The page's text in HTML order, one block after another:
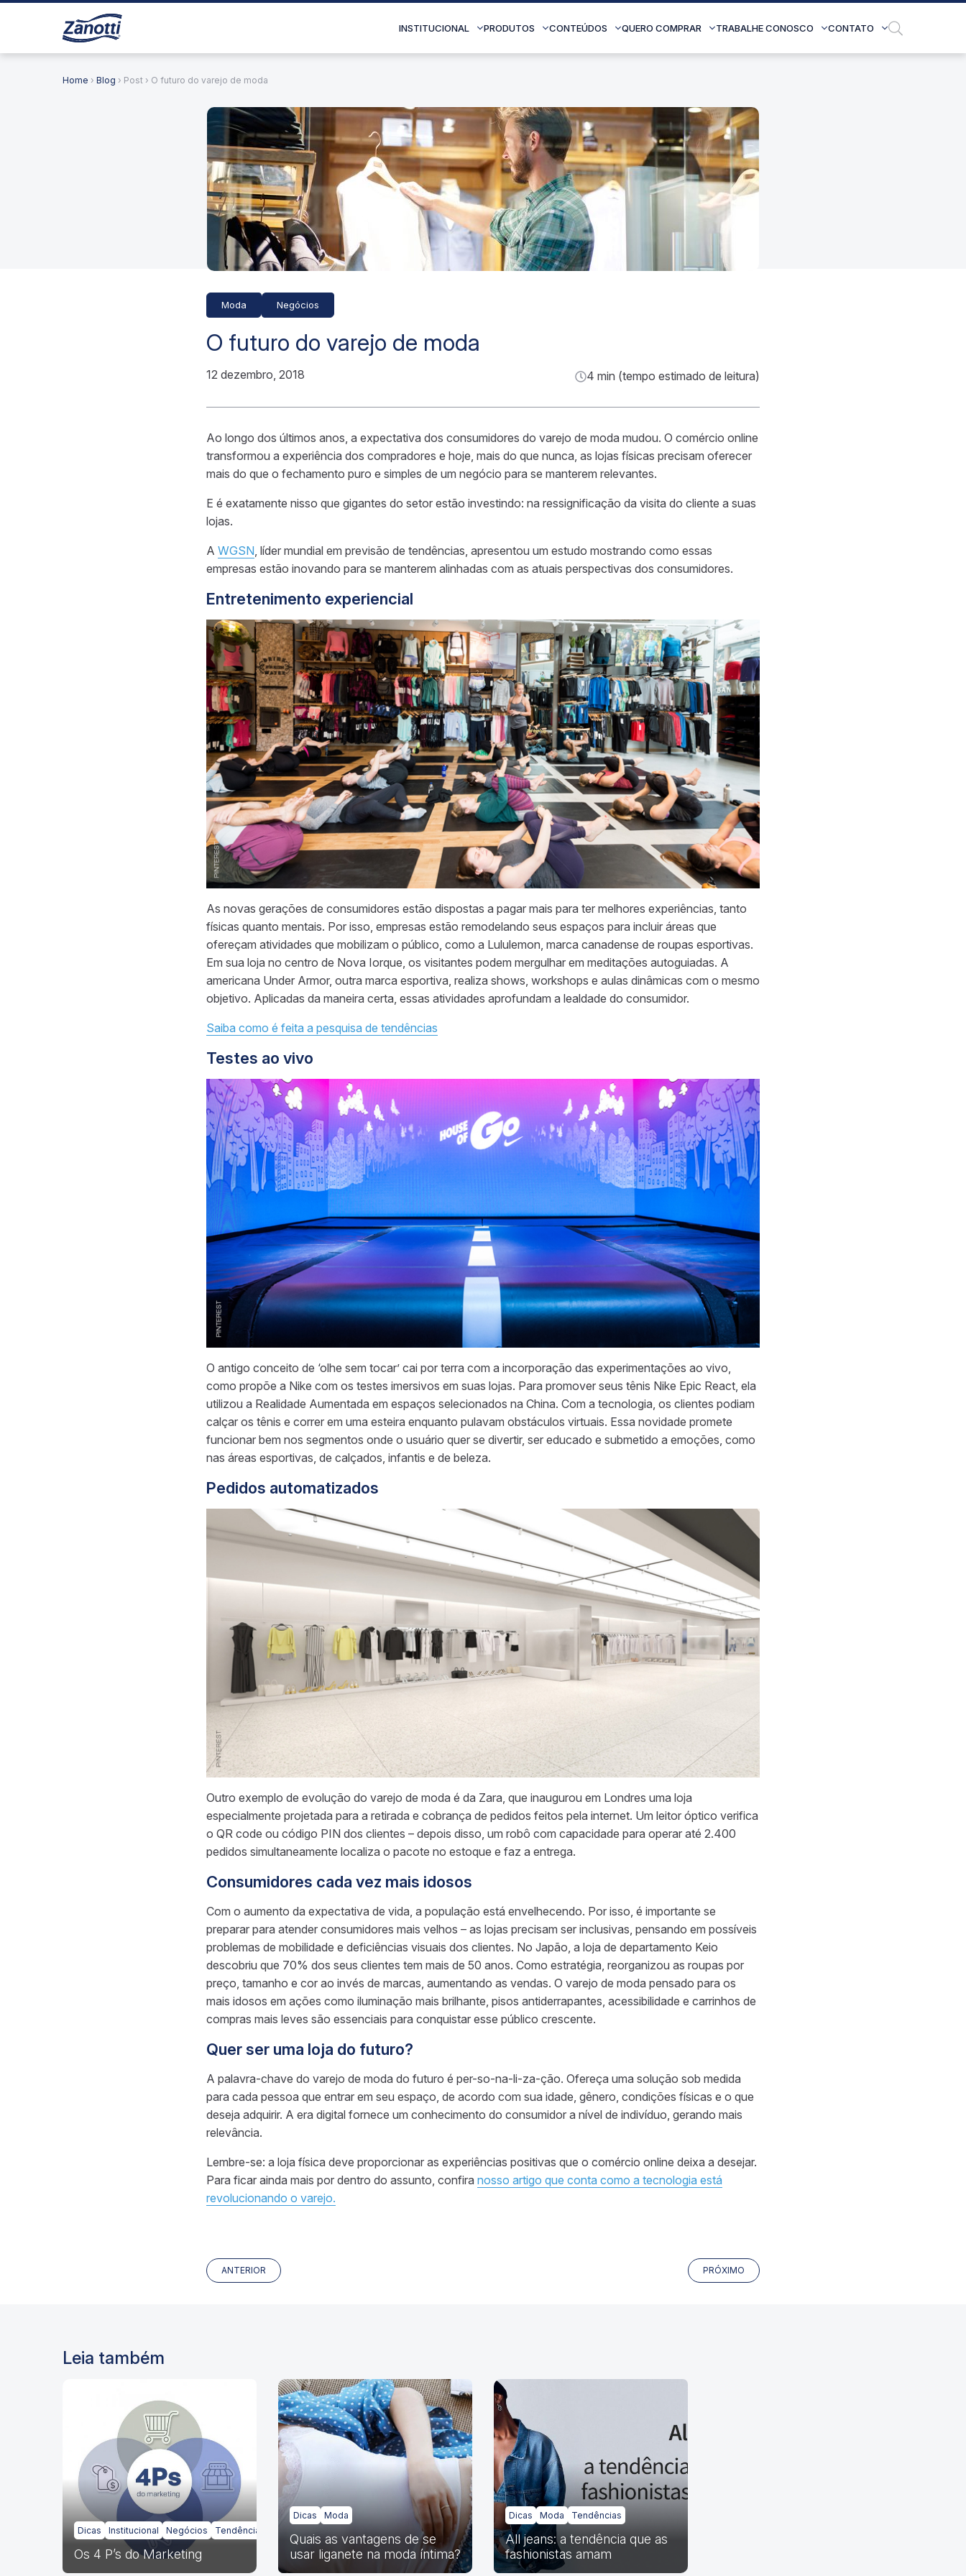
INSTITUCIONAL PRODUTOS CONTEÚDOS QUERO COMPRAR TRABALHE CONOSCO CONTATO
Home › Blog › Post › O futuro do varejo de moda
Moda Negócios
O futuro do varejo de moda
12 dezembro, 2018 4 min (tempo estimado de leitura)
Ao longo dos últimos anos, a expectativa dos consumidores do varejo de moda mudou. O comércio online
transformou a experiência dos compradores e hoje, mais do que nunca, as lojas físicas precisam oferecer
mais do que o fechamento puro e simples de um negócio para se manterem relevantes.
E é exatamente nisso que gigantes do setor estão investindo: na ressignificação da visita do cliente a suas
lojas.
A WGSN, líder mundial em previsão de tendências, apresentou um estudo mostrando como essas
empresas estão inovando para se manterem alinhadas com as atuais perspectivas dos consumidores.
Entretenimento experiencial
As novas gerações de consumidores estão dispostas a pagar mais para ter melhores experiências, tanto
físicas quanto mentais. Por isso, empresas estão remodelando seus espaços para incluir áreas que
ofereçam atividades que mobilizam o público, como a Lululemon, marca canadense de roupas esportivas.
Em sua loja no centro de Nova Iorque, os visitantes podem mergulhar em meditações autoguiadas. A
americana Under Armor, outra marca esportiva, realiza shows, workshops e aulas dinâmicas com o mesmo
objetivo. Aplicadas da maneira certa, essas atividades aprofundam a lealdade do consumidor.
Saiba como é feita a pesquisa de tendências
Testes ao vivo
O antigo conceito de ‘olhe sem tocar’ cai por terra com a incorporação das experimentações ao vivo,
como propõe a Nike com os testes imersivos em suas lojas. Para promover seus tênis Nike Epic React, ela
utilizou a Realidade Aumentada em espaços selecionados na China. Com a tecnologia, os clientes podiam
calçar os tênis e correr em uma esteira enquanto pulavam obstáculos virtuais. Essa novidade promete
funcionar bem nos segmentos onde o usuário quer se divertir, ser educado e submetido a emoções, como
nas áreas esportivas, de calçados, infantis e de beleza.
Pedidos automatizados
Outro exemplo de evolução do varejo de moda é da Zara, que inaugurou em Londres uma loja
especialmente projetada para a retirada e cobrança de pedidos feitos pela internet. Um leitor óptico verifica
o QR code ou código PIN dos clientes – depois disso, um robô com capacidade para operar até 2.400
pedidos simultaneamente localiza o pacote no estoque e faz a entrega.
Consumidores cada vez mais idosos
Com o aumento da expectativa de vida, a população está envelhecendo. Por isso, é importante se
preparar para atender consumidores mais velhos – as lojas precisam ser inclusivas, pensando em possíveis
problemas de mobilidade e deficiências visuais dos clientes. No Japão, a loja de departamento Keio
descobriu que 70% dos seus clientes tem mais de 50 anos. Como estratégia, reorganizou as roupas por
preço, tamanho e cor ao invés de marcas, aumentando as vendas. O varejo de moda pensado para os
mais idosos em ações como iluminação mais brilhante, pisos antiderrapantes, acessibilidade e carrinhos de
compras mais leves são essenciais para conquistar esse público crescente.
Quer ser uma loja do futuro?
A palavra-chave do varejo de moda do futuro é per-so-na-li-za-ção. Ofereça uma solução sob medida
para cada pessoa que entrar em seu espaço, de acordo com sua idade, gênero, condições físicas e o que
deseja adquirir. A era digital fornece um conhecimento do consumidor a nível de indivíduo, gerando mais
relevância.
Lembre-se: a loja física deve proporcionar as experiências positivas que o comércio online deixa a desejar.
Para ficar ainda mais por dentro do assunto, confira nosso artigo que conta como a tecnologia está
revolucionando o varejo.
ANTERIOR PRÓXIMO
Leia também
Dicas Institucional Negócios Tendências
Os 4 P’s do Marketing
Dicas Moda
Quais as vantagens de se
usar liganete na moda íntima?
Dicas Moda Tendências
All jeans: a tendência que as
fashionistas amam